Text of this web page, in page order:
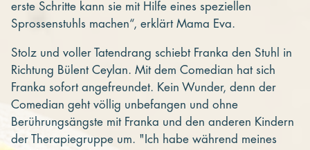
erste Schritte kann sie mit Hilfe eines speziellen
Sprossenstuhls machen“, erklärt Mama Eva.
Stolz und voller Tatendrang schiebt Franka den Stuhl in
Richtung Bülent Ceylan. Mit dem Comedian hat sich
Franka sofort angefreundet. Kein Wunder, denn der
Comedian geht völlig unbefangen und ohne
Berührungsängste mit Franka und den anderen Kindern
der Therapiegruppe um. "Ich habe während meines